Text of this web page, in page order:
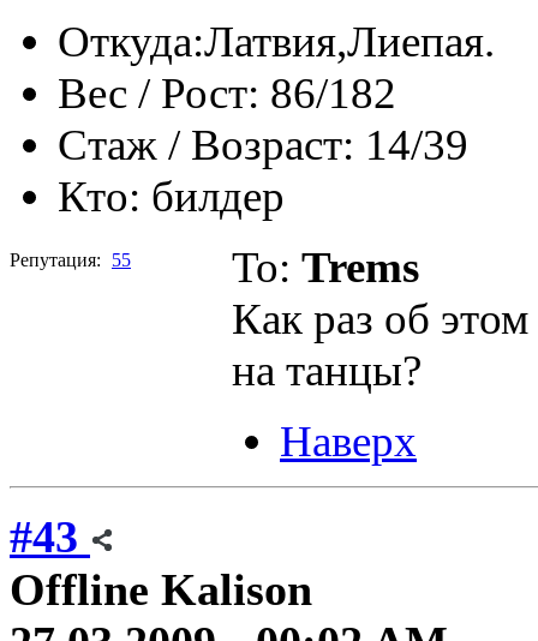
Откуда:Латвия,Лиeпая.
Вес / Рост: 86/182
Стаж / Возраст: 14/39
Кто: билдер
Репутация: 55 To: Trems
Как раз об
на танцы?
Наверх
#43
Offline Kalison